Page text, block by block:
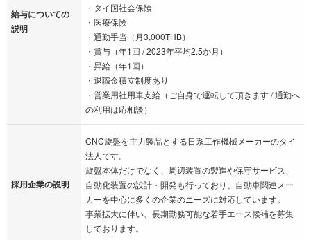
給与についての
説明
・タイ国社会保険
・医療保険
・通勤手当（月3,000THB）
・賞与（年1回 / 2023年平均2.5か月）
・昇給（年1回）
・退職金積立制度あり
・営業用社用車支給（ご自身で運転して頂きます / 通勤へ
の利用は応相談）
採用企業の説明
CNC旋盤を主力製品とする日系工作機械メーカーのタイ
法人です。
旋盤本体だけでなく、周辺装置の製造や保守サービス、
自動化装置の設計・開発も行っており、自動車関連メー
カーを中心に多くの企業のニーズに対応しています。
事業拡大に伴い、長期勤務可能な若手エース候補を募集
しております。